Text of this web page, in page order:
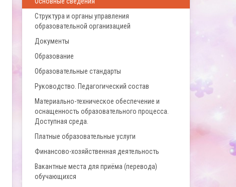
Структура и органы управления
образовательной организацией
Документы
Образование
Образовательные стандарты
Руководство. Педагогический состав
Материально-техническое обеспечение и
оснащенность образовательного процесса.
Доступная среда.
Платные образовательные услуги
Финансово-хозяйственная деятельность
Вакантные места для приёма (перевода)
обучающихся